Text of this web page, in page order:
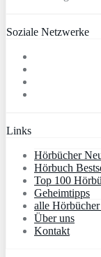
Soziale Netzwerke
Links
Hörbücher
Hörbuch
Top 100
Geheimtipps
alle
Über uns
Kontakt